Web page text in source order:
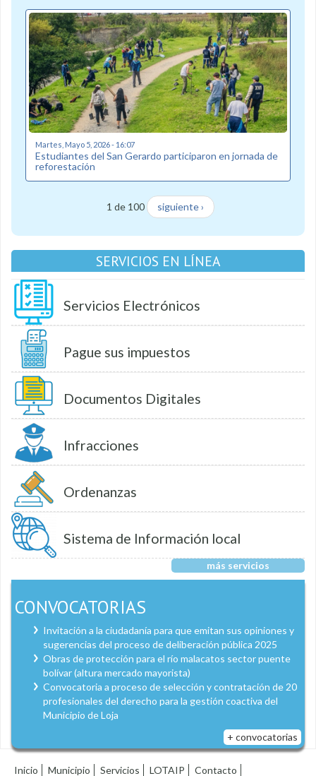
Martes, Mayo 5, 2026 - 16:07
Estudiantes del San Gerardo participaron en jornada de
reforestación
1 de 100 siguiente ›
SERVICIOS EN LÍNEA
Servicios Electrónicos
Pague sus impuestos
Documentos Digitales
Infracciones
Ordenanzas
Sistema de Información local
más servicios
CONVOCATORIAS
Invitación a la ciudadanía para que emitan sus opiniones y
sugerencias del proceso de deliberación pública 2025
Obras de protección para el río malacatos sector puente
bolívar (altura mercado mayorista)
Convocatoria a proceso de selección y contratación de 20
profesionales del derecho para la gestión coactiva del
Municipio de Loja
+ convocatorias
Inicio Municipio Servicios LOTAIP Contacto